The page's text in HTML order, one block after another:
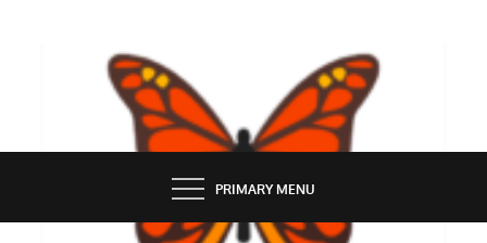
BUTTERFLY CHARM
PRIMARY MENU